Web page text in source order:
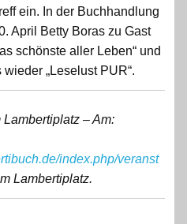
ein. In der Buchhandlung
April Betty Boras zu Gast
schönste aller Leben“ und
„Leselust PUR“.
Lambertiplatz –Am:
index.php/veranst
Lambertiplatz.